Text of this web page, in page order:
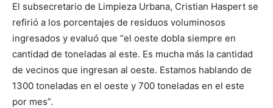
El subsecretario de Limpieza Urbana, Cristian Haspert se
refirió a los porcentajes de residuos voluminosos
ingresados y evaluó que “el oeste dobla siempre en
cantidad de toneladas al este. Es mucha más la cantidad
de vecinos que ingresan al oeste. Estamos hablando de
1300 toneladas en el oeste y 700 toneladas en el este
por mes”.